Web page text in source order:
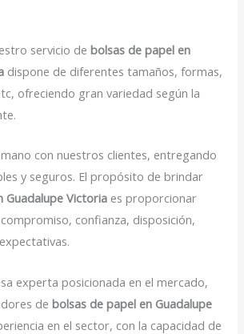
servicio debolsas de papel en
dispone de diferentes tamaños, formas,
ofreciendo gran variedad según la
con nuestros clientes, entregando
y seguros. El propósito de brindar
Guadalupe Victoria es proporcionar
confianza, disposición,
experta posicionada en el mercado,
debolsas de papel en Guadalupe
en el sector, con la capacidad de